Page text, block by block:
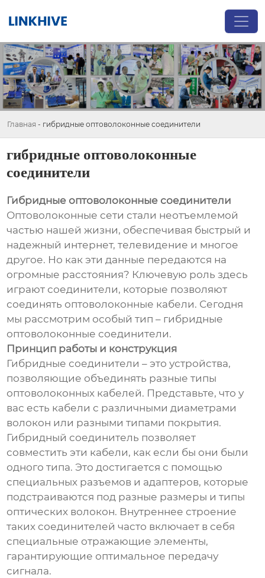
Главная - гибридные оптоволоконные соединители
гибридные оптоволоконные
соединители
Гибридные оптоволоконные соединители
Оптоволоконные сети стали неотъемлемой
частью нашей жизни, обеспечивая быстрый и
надежный интернет, телевидение и многое
другое. Но как эти данные передаются на
огромные расстояния? Ключевую роль здесь
играют соединители, которые позволяют
соединять оптоволоконные кабели. Сегодня
мы рассмотрим особый тип – гибридные
оптоволоконные соединители.
Принцип работы и конструкция
Гибридные соединители – это устройства,
позволяющие объединять разные типы
оптоволоконных кабелей. Представьте, что у
вас есть кабели с различными диаметрами
волокон или разными типами покрытия.
Гибридный соединитель позволяет
совместить эти кабели, как если бы они были
одного типа. Это достигается с помощью
специальных разъемов и адаптеров, которые
подстраиваются под разные размеры и типы
оптических волокон. Внутреннее строение
таких соединителей часто включает в себя
специальные отражающие элементы,
гарантирующие оптимальное передачу
сигнала.